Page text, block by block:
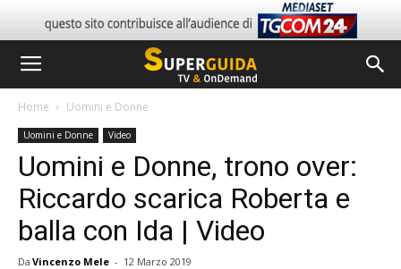
Home Uomini e Donne
Uomini e Donne Video
Uomini e Donne, trono over:
Riccardo scarica Roberta e
balla con Ida | Video
Da Vincenzo Mele - 12 Marzo 2019